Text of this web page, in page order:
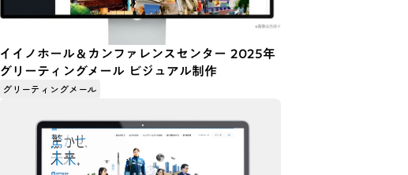
イイノホール＆カンファレンスセンター 2025年
グリーティングメール ビジュアル制作
グリーティングメール